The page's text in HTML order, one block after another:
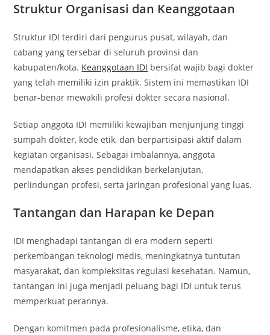
Struktur Organisasi dan Keanggotaan
Struktur IDI terdiri dari pengurus pusat, wilayah, dan
cabang yang tersebar di seluruh provinsi dan
kabupaten/kota. Keanggotaan IDI bersifat wajib bagi dokter
yang telah memiliki izin praktik. Sistem ini memastikan IDI
benar-benar mewakili profesi dokter secara nasional.
Setiap anggota IDI memiliki kewajiban menjunjung tinggi
sumpah dokter, kode etik, dan berpartisipasi aktif dalam
kegiatan organisasi. Sebagai imbalannya, anggota
mendapatkan akses pendidikan berkelanjutan,
perlindungan profesi, serta jaringan profesional yang luas.
Tantangan dan Harapan ke Depan
IDI menghadapi tantangan di era modern seperti
perkembangan teknologi medis, meningkatnya tuntutan
masyarakat, dan kompleksitas regulasi kesehatan. Namun,
tantangan ini juga menjadi peluang bagi IDI untuk terus
memperkuat perannya.
Dengan komitmen pada profesionalisme, etika, dan